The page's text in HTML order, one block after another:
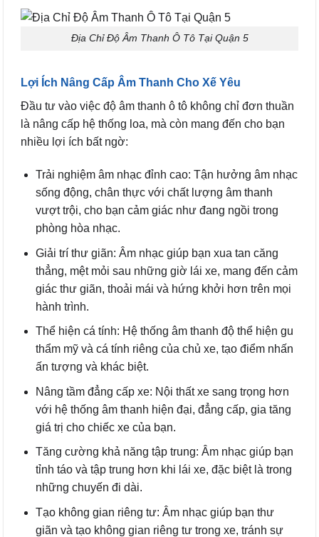
Địa Chỉ Độ Âm Thanh Ô Tô Tại Quận 5
Lợi Ích Nâng Cấp Âm Thanh Cho Xế Yêu
Đầu tư vào việc độ âm thanh ô tô không chỉ đơn thuần
là nâng cấp hệ thống loa, mà còn mang đến cho bạn
nhiều lợi ích bất ngờ:
Trải nghiệm âm nhạc đỉnh cao: Tận hưởng âm nhạc
sống động, chân thực với chất lượng âm thanh
vượt trội, cho bạn cảm giác như đang ngồi trong
phòng hòa nhạc.
Giải trí thư giãn: Âm nhạc giúp bạn xua tan căng
thẳng, mệt mỏi sau những giờ lái xe, mang đến cảm
giác thư giãn, thoải mái và hứng khởi hơn trên mọi
hành trình.
Thể hiện cá tính: Hệ thống âm thanh độ thể hiện gu
thẩm mỹ và cá tính riêng của chủ xe, tạo điểm nhấn
ấn tượng và khác biệt.
Nâng tầm đẳng cấp xe: Nội thất xe sang trọng hơn
với hệ thống âm thanh hiện đại, đẳng cấp, gia tăng
giá trị cho chiếc xe của bạn.
Tăng cường khả năng tập trung: Âm nhạc giúp bạn
tỉnh táo và tập trung hơn khi lái xe, đặc biệt là trong
những chuyến đi dài.
Tạo không gian riêng tư: Âm nhạc giúp bạn thư
giãn và tạo không gian riêng tư trong xe, tránh sự